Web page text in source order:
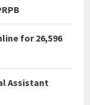
for 26,596
Assistant